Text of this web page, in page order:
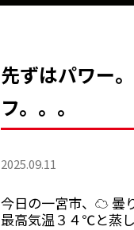
先ずはパワー
フ。。。
2025.09.11
今日の一宮市、☁ 曇
最高気温３４℃と蒸